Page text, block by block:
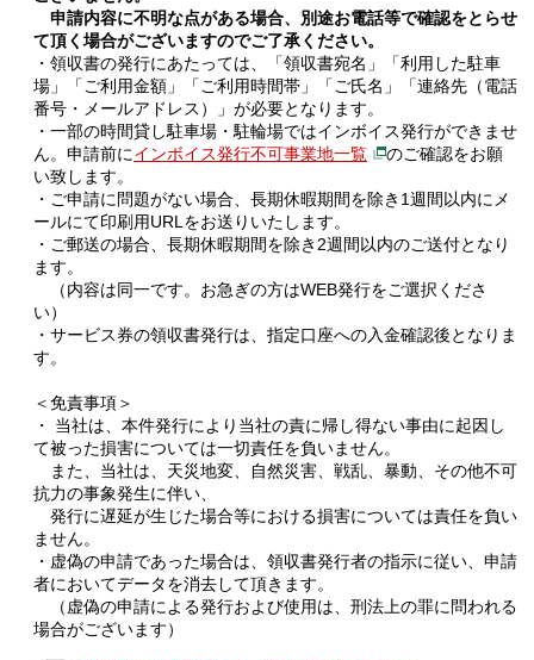
申請内容に不明な点がある場合、別途お電話等で確認をとらせ
て頂く場合がございますのでご了承ください。
・領収書の発行にあたっては、「領収書宛名」「利用した駐車
場」「ご利用金額」「ご利用時間帯」「ご氏名」「連絡先（電話
番号・メールアドレス）」が必要となります。
・一部の時間貸し駐車場・駐輪場ではインボイス発行ができませ
ん。申請前にインボイス発行不可事業地一覧
のご確認をお願
い致します。
・ご申請に問題がない場合、長期休暇期間を除き1週間以内にメ
ールにて印刷用URLをお送りいたします。
・ご郵送の場合、長期休暇期間を除き2週間以内のご送付となり
ます。
（内容は同一です。お急ぎの方はWEB発行をご選択くださ
い）
・サービス券の領収書発行は、指定口座への入金確認後となりま
す。
＜免責事項＞
・ 当社は、本件発行により当社の責に帰し得ない事由に起因し
て被った損害については一切責任を負いません。
また、当社は、天災地変、自然災害、戦乱、暴動、その他不可
抗力の事象発生に伴い、
発行に遅延が生じた場合等における損害については責任を負い
ません。
・虚偽の申請であった場合は、領収書発行者の指示に従い、申請
者においてデータを消去して頂きます。
（虚偽の申請による発行および使用は、刑法上の罪に問われる
場合がございます）